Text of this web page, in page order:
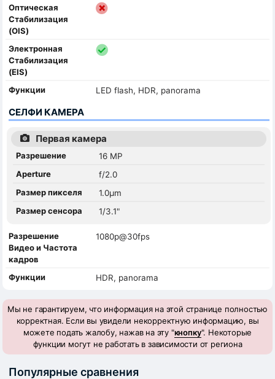
Оптическая
Стабилизация
(OIS)
Электронная
Стабилизация
(EIS)
Функции
LED flash, HDR, panorama
СЕЛФИ КАМЕРА
Первая камера
Разрешение
16 MP
Aperture
f/2.0
Размер пикселя
1.0µm
Размер сенсора
1/3.1"
Разрешение
Видео и Частота
кадров
1080p@30fps
Функции HDR, panorama
Мы не гарантируем, что информация на этой странице полностью
корректная. Если вы увидели некорректную информацию, вы
можете подать жалобу, нажав на эту "кнопку". Некоторые
функции могут не работать в зависимости от региона
Популярные сравнения